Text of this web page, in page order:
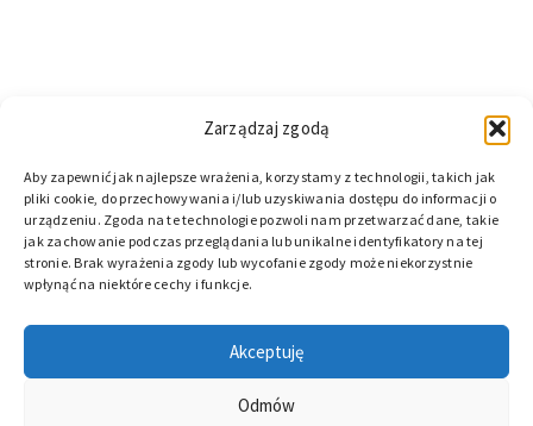
Zarządzaj zgodą
Aby zapewnić jak najlepsze wrażenia, korzystamy z technologii, takich jak
pliki cookie, do przechowywania i/lub uzyskiwania dostępu do informacji o
urządzeniu. Zgoda na te technologie pozwoli nam przetwarzać dane, takie
jak zachowanie podczas przeglądania lub unikalne identyfikatory na tej
stronie. Brak wyrażenia zgody lub wycofanie zgody może niekorzystnie
wpłynąć na niektóre cechy i funkcje.
Akceptuję
Odmów
© 2026 DZIWNOW.NET. Wszelkie prawa zastrzeżone.
5 pomysłów na brzydką pogodę nad morzem
Aleja Gwiazd Sportu w Dziwnowie